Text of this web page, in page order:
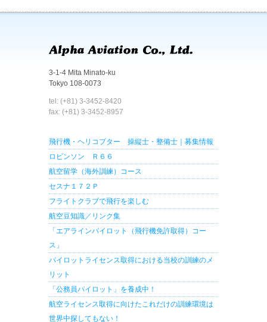
3-1-4 Mita Minato-ku
Tokyo 108-0073
tel: (+81) 3-3452-8420
fax: (+81) 3-3452-8957
飛行機・ヘリコプター 操縦士・整備士｜募集情報
ロビンソン Ｒ６６
航空留学（海外訓練）コース
セスナ１７２Ｐ
フライトクラブで飛行を楽しむ
航空豆知識／リンク集
「エアラインパイロット（飛行機免許取得）コー
ス」
パイロットライセンス取得における当校の訓練のメ
リット
「公務員パイロット」を養成中！
航空ライセンス取得に向けたこれだけの訓練環境は
世界中探してもない！